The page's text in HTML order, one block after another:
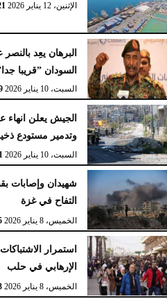
الإثنين، 12 يناير 2026
البرهان يعِد
السودان ”قريبا
السبت، 10 يناير 2026
الجيش يعلن
وتدمير مستودع
السبت، 10 يناير 2026
شهيدان وإصابات
التفاح في غزة
الخميس، 8 يناير 2026
استمرار
الإرهابي في حلب
الخميس، 8 يناير 2026